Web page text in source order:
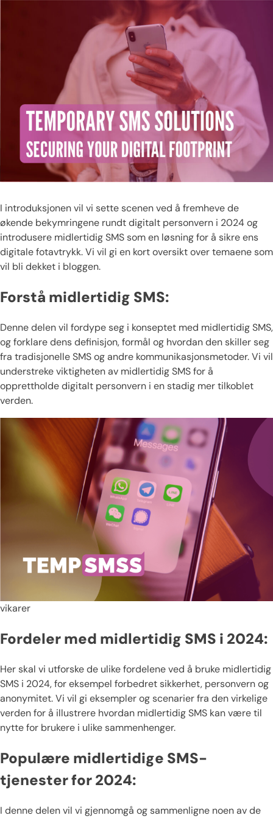
I introduksjonen vil vi sette scenen ved å fremheve de
økende bekymringene rundt digitalt personvern i 2024 og
introdusere midlertidig SMS som en løsning for å sikre ens
digitale fotavtrykk. Vi vil gi en kort oversikt over temaene som
vil bli dekket i bloggen.
Forstå midlertidig SMS:
Denne delen vil fordype seg i konseptet med midlertidig SMS,
og forklare dens definisjon, formål og hvordan den skiller seg
fra tradisjonelle SMS og andre kommunikasjonsmetoder. Vi vil
understreke viktigheten av midlertidig SMS for å
opprettholde digitalt personvern i en stadig mer tilkoblet
verden.
vikarer
Fordeler med midlertidig SMS i 2024:
Her skal vi utforske de ulike fordelene ved å bruke midlertidig
SMS i 2024, for eksempel forbedret sikkerhet, personvern og
anonymitet. Vi vil gi eksempler og scenarier fra den virkelige
verden for å illustrere hvordan midlertidig SMS kan være til
nytte for brukere i ulike sammenhenger.
Populære midlertidige SMS-
tjenester for 2024:
I denne delen vil vi gjennomgå og sammenligne noen av de